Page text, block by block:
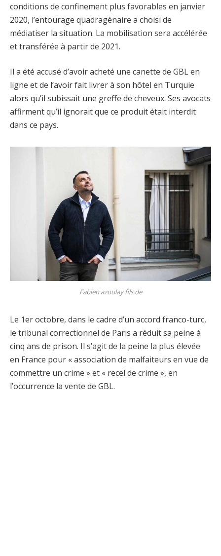
conditions de confinement plus favorables en janvier
2020, l’entourage quadragénaire a choisi de
médiatiser la situation. La mobilisation sera accélérée
et transférée à partir de 2021.
Il a été accusé d’avoir acheté une canette de GBL en
ligne et de l’avoir fait livrer à son hôtel en Turquie
alors qu’il subissait une greffe de cheveux. Ses avocats
affirment qu’il ignorait que ce produit était interdit
dans ce pays.
Fabien azoulay fils de
Le 1er octobre, dans le cadre d’un accord franco-turc,
le tribunal correctionnel de Paris a réduit sa peine à
cinq ans de prison. Il s’agit de la peine la plus élevée
en France pour « association de malfaiteurs en vue de
commettre un crime » et « recel de crime », en
l’occurrence la vente de GBL.